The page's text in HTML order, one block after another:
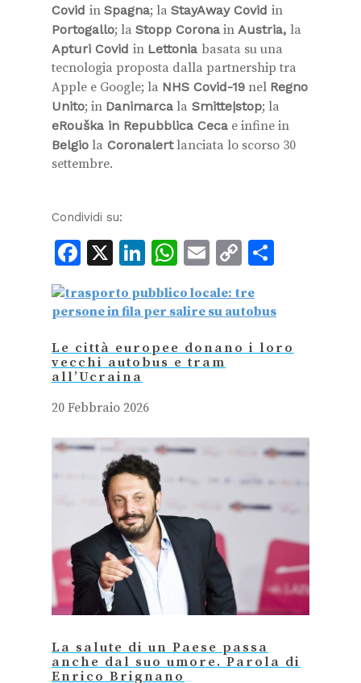
Covid in Spagna; la StayAway Covid in
Portogallo; la Stopp Corona in Austria, la
Apturi Covid in Lettonia basata su una
tecnologia proposta dalla partnership tra
Apple e Google; la NHS Covid-19 nel Regno
Unito; in Danimarca la Smitte|stop; la
eRouška in Repubblica Ceca e infine in
Belgio la Coronalertlanciata lo scorso 30
settembre.
Condividi su:
Facebook
X LinkedIn
WhatsApp
Email
Copy
Le città europee donano i loro
vecchi autobus e tram
all’Ucraina
20 Febbraio 2026
La salute di un Paese passa
anche dal suo umore. Parola di
Enrico Brignano